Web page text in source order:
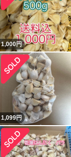
1,000円
1,099円